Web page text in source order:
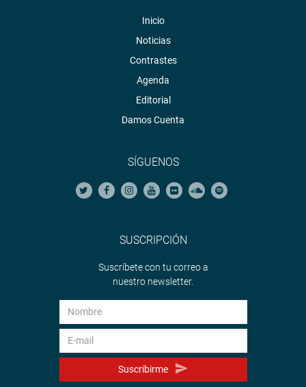
Inicio
Noticias
Contrastes
Agenda
Editorial
Damos Cuenta
SÍGUENOS
SUSCRIPCIÓN
Suscríbete con tu correo a
nuestro newsletter.
Suscribirme